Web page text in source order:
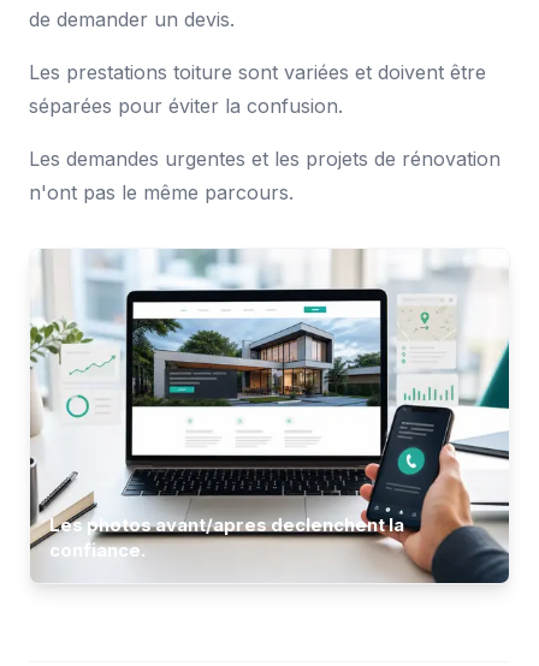
de demander un devis.
Les prestations toiture sont variées et doivent être
séparées pour éviter la confusion.
Les demandes urgentes et les projets de rénovation
n'ont pas le même parcours.
Les photos avant/apres declenchent la
confiance.